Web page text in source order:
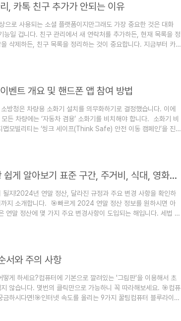
, 카톡 친구 추가가 안되는 이유
으로 사용되는 소셜 플랫폼이지만그래도 가장 중요한 것은 대화
능일 겁니다. 친구 관리에서 새 연락처를 추가하든, 현재 목록을 정
삭제하든, 친구 목록을 정리하는 것이 중요합니다. 지금부터 카
주의사항카카오톡 백업 방법 및 주의 사항카카오톡 다크모드 바
벤트 개요 및 핸드폰 앱 참여 방법
방청은 차량용 소화기 설치를 의무화하기로 결정했습니다. 이에
든 차량에는 ‘자동차 겸용’ 소화기를 비치해야 합니다. 소화기 비
맵모빌리티는 ‘씽크 세이프(Think Safe) 안전 이동 캠페인’을 진
서 이벤트를 확인하세요👆 티맵 차량용 소화기 증정 이벤트 개
2024 연말정산 변경사항 쉽게 알아보기 표준 구간, 주거비, 식대, 영화관람료 등
될지!2024년 연말 정산, 달라진 규정과 주요 변경 사항을 확인하
지 소개합니다. 🎯빠르게 2024 연말 정산 정보를 원하시면 아
말 정산에 몇 가지 주요 변경사항이 도입되는 해입니다. 세법 개
사항을 하나씩 살펴보고, 이를 대비하는 방법까지 자세히 안내합
서와 주의 사항
게 하세요?컴퓨터에 기본으로 깔려있는 '그림판'을 이용해서 초
않습니다. 몇번의 클릭만으로 가능하니 꼭 따라해보세요. 🎯컴퓨
하시다면!🎯인터넷 속도를 올리는 9가지 꿀팀컴퓨터 블루라이트
려고 하는 사진을 넣어주세요.(사진을 불러오고나 마우스로 끌어